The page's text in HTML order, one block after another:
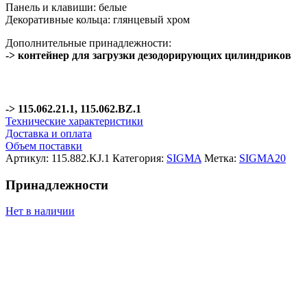
Панель и клавиши: белые
Декоративные кольца: глянцевый хром
Дополнительные принадлежности:
-> контейнер для загрузки дезодорирующих цилиндриков
-> 115.062.21.1, 115.062.BZ.1
Технические характеристики
Доставка и оплата
Объем поставки
Артикул: 115.882.KJ.1 Категория: SIGMA Метка: SIGMA20
Принадлежности
Нет в наличии